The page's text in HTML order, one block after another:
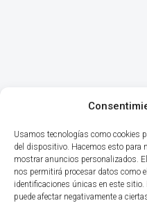
Usamos tecnologías como cookies
del dispositivo. Hacemos esto para
mostrar anuncios personalizados.
nos permitirá procesar datos como
identificaciones únicas en este
puede afectar negativamente a